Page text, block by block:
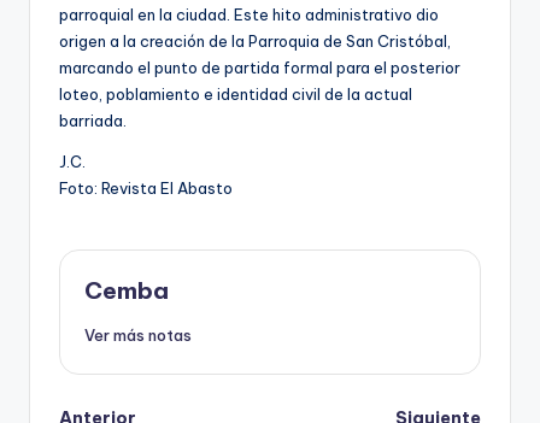
parroquial en la ciudad. Este hito administrativo dio
origen a la creación de la Parroquia de San Cristóbal,
marcando el punto de partida formal para el posterior
loteo, poblamiento e identidad civil de la actual
barriada.
J.C.
Foto: Revista El Abasto
Cemba
Ver más notas
Anterior Siguiente